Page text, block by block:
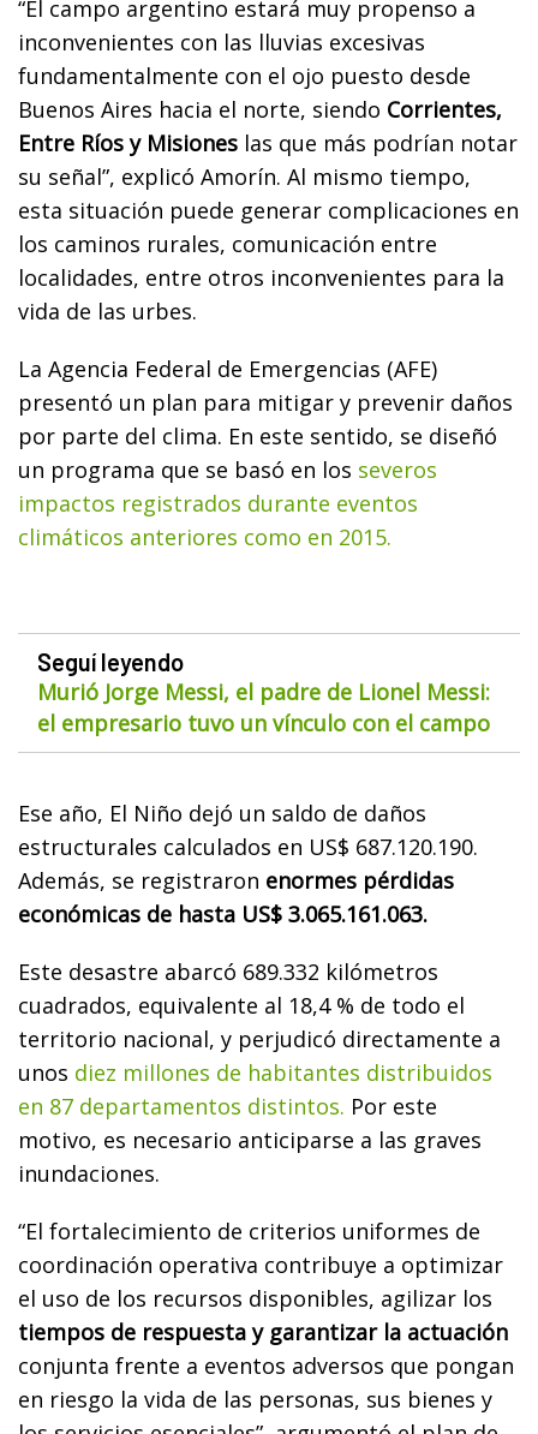
“El campo argentino estará muy propenso a
inconvenientes con las lluvias excesivas
fundamentalmente con el ojo puesto desde
Buenos Aires hacia el norte, siendo Corrientes,
Entre Ríos y Misiones las que más podrían notar
su señal”, explicó Amorín. Al mismo tiempo,
esta situación puede generar complicaciones en
los caminos rurales, comunicación entre
localidades, entre otros inconvenientes para la
vida de las urbes.
La Agencia Federal de Emergencias (AFE)
presentó un plan para mitigar y prevenir daños
por parte del clima. En este sentido, se diseñó
un programa que se basó en los severos
impactos registrados durante eventos
climáticos anteriores como en 2015.
Seguí leyendo
Murió Jorge Messi, el padre de Lionel Messi:
el empresario tuvo un vínculo con el campo
Ese año, El Niño dejó un saldo de daños
estructurales calculados en US$ 687.120.190.
Además, se registraron enormes pérdidas
económicas de hasta US$ 3.065.161.063.
Este desastre abarcó 689.332 kilómetros
cuadrados, equivalente al 18,4 % de todo el
territorio nacional, y perjudicó directamente a
unos diez millones de habitantes distribuidos
en 87 departamentos distintos. Por este
motivo, es necesario anticiparse a las graves
inundaciones.
“El fortalecimiento de criterios uniformes de
coordinación operativa contribuye a optimizar
el uso de los recursos disponibles, agilizar los
tiempos de respuesta y garantizar la actuación
conjunta frente a eventos adversos que pongan
en riesgo la vida de las personas, sus bienes y